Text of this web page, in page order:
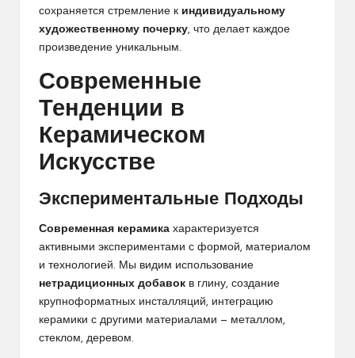
сохраняется стремление к индивидуальному
художественному почерку, что делает каждое
произведение уникальным.
Современные
Тенденции в
Керамическом
Искусстве
Экспериментальные Подходы
Современная керамика характеризуется
активными экспериментами с формой, материалом
и технологией. Мы видим использование
нетрадиционных добавок в глину, создание
крупноформатных инсталляций, интеграцию
керамики с другими материалами — металлом,
стеклом, деревом.